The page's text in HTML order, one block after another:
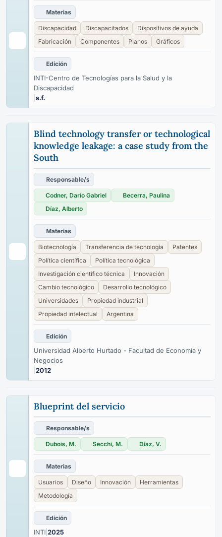
Materias
Discapacidad Discapacitados
Dispositivos de ayuda
Fabricación
Componentes Planos Gráficos
Edición
INTI-Centro de Tecnologías para la Salud y la
Discapacidad
s.f.
Blind technology transfer or technological
knowledge leakage: a case study from the
South
Responsable/s
Codner, Darío Gabriel
Becerra, Paulina
Díaz, Alberto
Materias
Biotecnología Transferencia de tecnología
Patentes
Política científica
Política tecnológica
Investigación científico técnica
Innovación
Cambio tecnológico
Desarrollo tecnológico
Universidades
Propiedad industrial
Propiedad intelectual
Argentina
Edición
Universidad Alberto Hurtado - Facultad de Economía y
Negocios
2012
Blueprint del servicio
Responsable/s
Dubois, M. Secchi, M. Díaz, V.
Materias
Usuarios Diseño Innovación
Herramientas
Metodología
Edición
INTI 2025